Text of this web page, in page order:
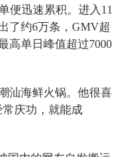
便迅速累积。进入11
了约6万条，GMV超
高单日峰值超过7000
汕海鲜火锅。他很喜
庆功，就能成